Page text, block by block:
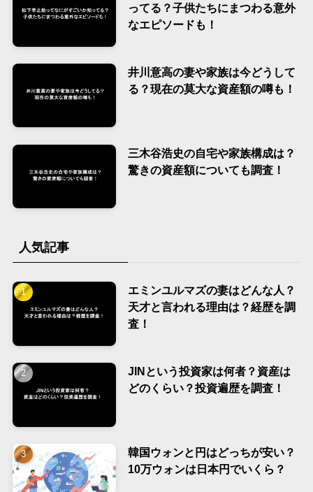
ってる？子供たちにまつわる意外
なエピソードも！
井川意高の妻や家族は今どうして
る？現在の莫大な資産額の噂も！
三木谷浩史の自宅や家族構成は？
驚きの資産額についても調査！
人気記事
エミンユルマズの妻はどんな人？
天才と言われる理由は？経歴を調
査！
JINという投資家は何者？資産は
どのくらい？投資遍歴を調査！
韓国ウォンと円はどっちが安い？
10万ウォンは日本円でいくら？